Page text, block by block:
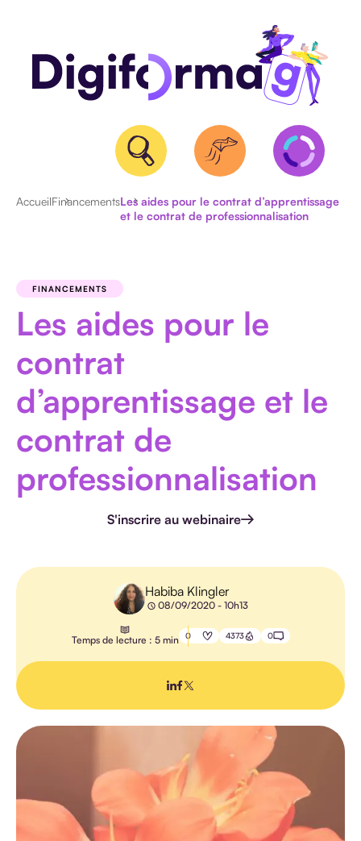
ET
NDA
CERTIFICATION
HANDICAP
E-
TOUS LES
ARTICLES
AccueilFinancementsLes aides pour le contrat d’apprentissage
et le contrat de professionnalisation
FINANCEMENTS
Les aides pour le
contrat
d’apprentissage et le
contrat de
professionnalisation
S'inscrire au webinaire
Habiba Klingler
08/09/2020 - 10h13
Temps de lecture : 5 min 0 4373 0